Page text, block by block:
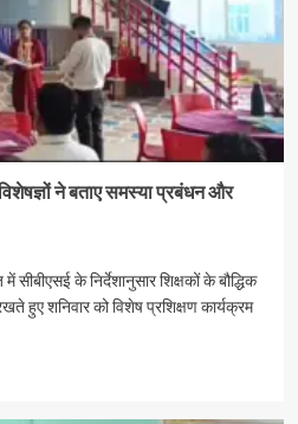
ने बताए समस्या प्रबंधन और
के निर्देशानुसार शिक्षकों के बौद्धिक
हुए शनिवार को विशेष प्रशिक्षण कार्यक्रम